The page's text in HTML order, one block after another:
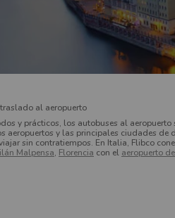
al aeropuerto
y prácticos, los autobuses al
aeropuertos y las principales ciudades de
sin contratiempos. En Italia, Flibco
Malpensa, Florencia con el aeropuerto